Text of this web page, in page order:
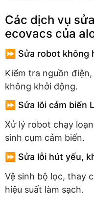
Các dịch vụ
ecovacs của
⏩ Sửa robot không
Kiểm tra nguồn
không khởi động.
⏩ Sửa lỗi cảm biến
Xử lý robot chạy
sinh cụm cảm biến.
⏩ Sửa lỗi hút yếu,
Vệ sinh bộ lọc, thay
hiệu suất làm sạch.